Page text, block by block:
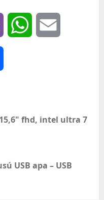
Viber WhatsApp
fhd, intel ultra 7
USB apa – USB